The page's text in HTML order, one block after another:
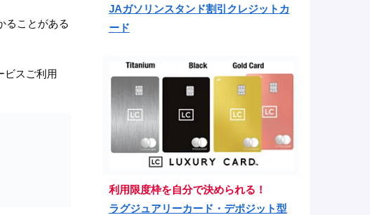
ることがある
ビスご利用
JAガソリンスタンド割引クレジットカ
ード
利用限度枠を自分で決められる！
ラグジュアリーカード・デポジット型